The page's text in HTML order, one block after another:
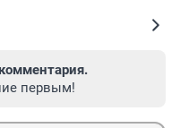
первым!